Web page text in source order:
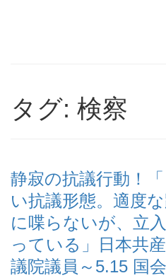
タグ: 検察
静寂の抗議行動！
い抗議形態。適度
に喋らないが、立
っている」日本共
議院議員～5.15 国